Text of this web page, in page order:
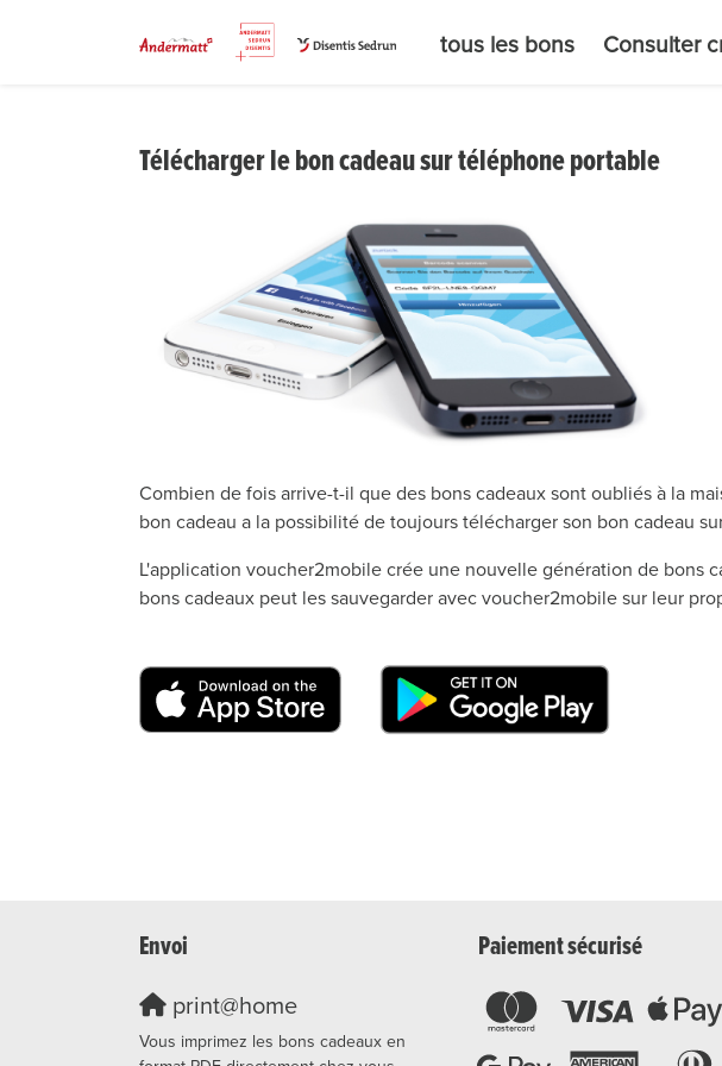
tous les bons Consulter
Télécharger le bon cadeau sur téléphone portable
Combien de fois arrive-t-il que des bons cadeaux sont oubliés à la
bon cadeau a la possibilité de toujours télécharger son bon cadeau
L'application voucher2mobile crée une nouvelle génération de bons
bons cadeaux peut les sauvegarder avec voucher2mobile sur leur
Envoi
print@home
Vous imprimez les bons cadeaux en
Paiement sécurisé